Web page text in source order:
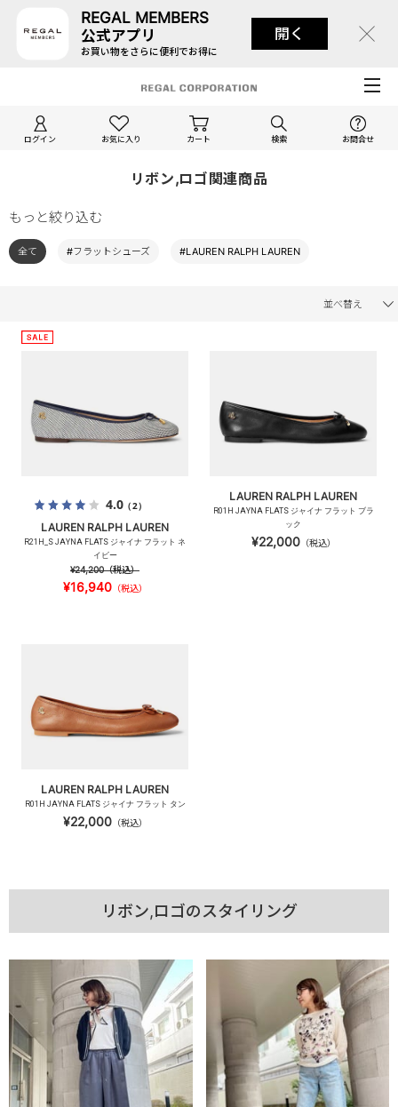
REGAL MEMBERS
公式アプリ
お買い物をさらに便利でお得に
開く
ログイン お気に入り カート 検索 お問合せ
リボン,ロゴ関連商品
もっと絞り込む
全て #フラットシューズ #LAUREN RALPH LAUREN
並べ替え
4.0（2）
LAUREN RALPH LAUREN
R21H_S JAYNA FLATS ジャイナ フラット ネ
イビー
¥24,200（税込）
¥16,940（税込）
LAUREN RALPH LAUREN
R01H JAYNA FLATS ジャイナ フラット ブラ
ック
¥22,000（税込）
LAUREN RALPH LAUREN
R01H JAYNA FLATS ジャイナ フラット タン
¥22,000（税込）
リボン,ロゴのスタイリング